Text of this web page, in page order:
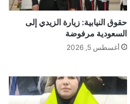
حقوق النيابية: زيارة الزيدي إلى
السعودية مرفوضة
أغسطس 5, 2026